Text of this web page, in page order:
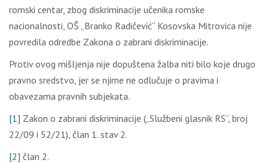
romski centar, zbog diskriminacije učenika romske
nacionalnosti, OŠ „Branko Radičević“ Kosovska Mitrovica nije
povredila odredbe Zakona o zabrani diskriminacije.
Protiv ovog mišljenja nije dopuštena žalba niti bilo koje drugo
pravno sredstvo, jer se njime ne odlučuje o pravima i
obavezama pravnih subjekata.
[1] Zakon o zabrani diskriminacije („Službeni glasnik RS“, broj
22/09 i 52/21), član 1. stav 2.
[2] član 2.